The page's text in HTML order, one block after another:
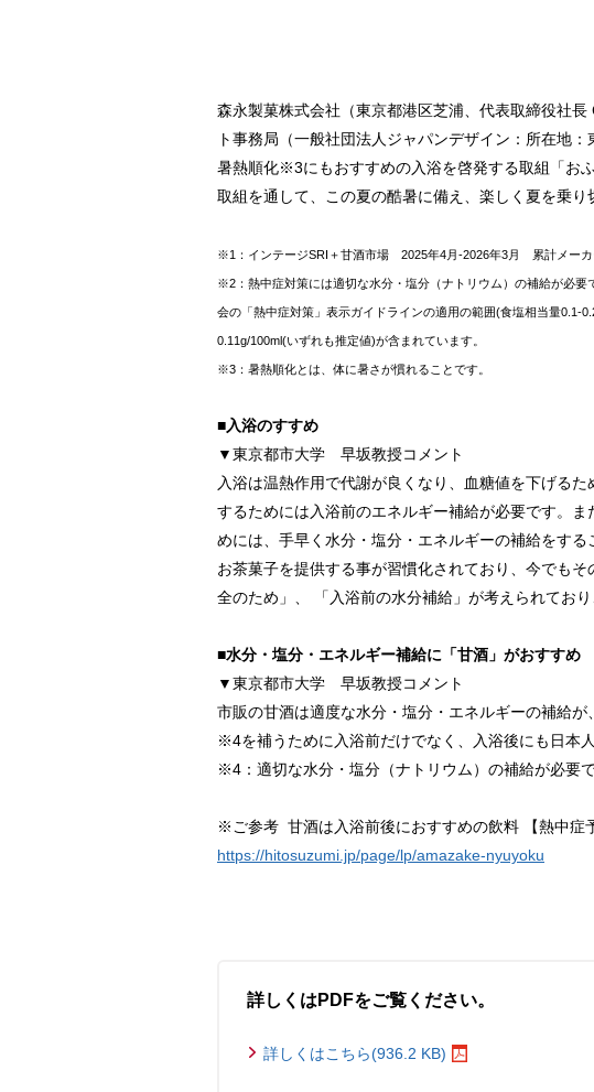
森永製菓株式会社（東京都港区芝浦、代表取締役社
ト事務局（一般社団法人ジャパンデザイン：所在地
暑熱順化※3にもおすすめの入浴を啓発する取組「お
取組を通して、この夏の酷暑に備え、楽しく夏を乗り
※1：インテージSRI＋甘酒市場 2025年4月-2026年3月 累計メーカ
※2：熱中症対策には適切な水分・塩分（ナトリウム）の補給が必
会の「熱中症対策」表示ガイドラインの適用の範囲(食塩相当量0.1-
0.11g/100ml(いずれも推定値)が含まれています。
※3：暑熱順化とは、体に暑さが慣れることです。
■入浴のすすめ
▼東京都市大学 早坂教授コメント
入浴は温熱作用で代謝が良くなり、血糖値を下げる
するためには入浴前のエネルギー補給が必要です。
めには、手早く水分・塩分・エネルギーの補給をす
お茶菓子を提供する事が習慣化されており、今でも
全のため」、 「入浴前の水分補給」が考えられてお
■水分・塩分・エネルギー補給に「甘酒」がおすすめ
▼東京都市大学 早坂教授コメント
市販の甘酒は適度な水分・塩分・エネルギーの補給
※4を補うために入浴前だけでなく、入浴後にも日本
※4：適切な水分・塩分（ナトリウム）の補給が必要で
※ご参考 甘酒は入浴前後におすすめの飲料 【熱中症
https://hitosuzumi.jp/page/lp/amazake-nyuyoku
詳しくはPDFをご覧ください。
詳しくはこちら(936.2 KB)